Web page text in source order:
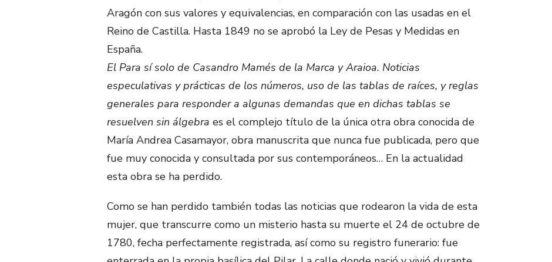
Aragón con sus valores y equivalencias, en comparación con las usadas en el
Reino de Castilla. Hasta 1849 no se aprobó la Ley de Pesas y Medidas en
España.
El Para sí solo de Casandro Mamés de la Marca y Araioa. Noticias
especulativas y prácticas de los números, uso de las tablas de raíces, y reglas
generales para responder a algunas demandas que en dichas tablas se
resuelven sin álgebra es el complejo título de la única otra obra conocida de
María Andrea Casamayor, obra manuscrita que nunca fue publicada, pero que
fue muy conocida y consultada por sus contemporáneos… En la actualidad
esta obra se ha perdido.
Como se han perdido también todas las noticias que rodearon la vida de esta
mujer, que transcurre como un misterio hasta su muerte el 24 de octubre de
1780, fecha perfectamente registrada, así como su registro funerario: fue